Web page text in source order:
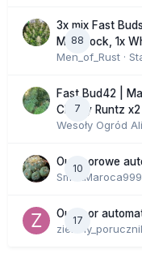
88
3x mix Fast
Moonrock, 1x
Men_of_Rust ·
7
Fast Bud42 |
Cherry Runtz
Wesoły Ogród
10
Outdoorowe
SmakMaroca999
17
Outdoor